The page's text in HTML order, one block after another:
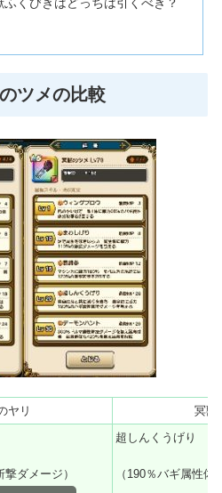
ツメの比較
ヤリ 冥獣
撃ダメージ）
超しんくうげり
（190％バギ属性体